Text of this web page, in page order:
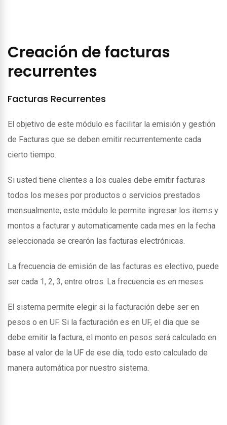
Creación de facturas
recurrentes
Facturas Recurrentes
El objetivo de este módulo es facilitar la emisión y gestión
de Facturas que se deben emitir recurrentemente cada
cierto tiempo.
Si usted tiene clientes a los cuales debe emitir facturas
todos los meses por productos o servicios prestados
mensualmente, este módulo le permite ingresar los items y
montos a facturar y automaticamente cada mes en la fecha
seleccionada se crearón las facturas electrónicas.
La frecuencia de emisión de las facturas es electivo, puede
ser cada 1, 2, 3, entre otros. La frecuencia es en meses.
El sistema permite elegir si la facturación debe ser en
pesos o en UF. Si la facturación es en UF, el dia que se
debe emitir la factura, el monto en pesos será calculado en
base al valor de la UF de ese día, todo esto calculado de
manera automática por nuestro sistema.